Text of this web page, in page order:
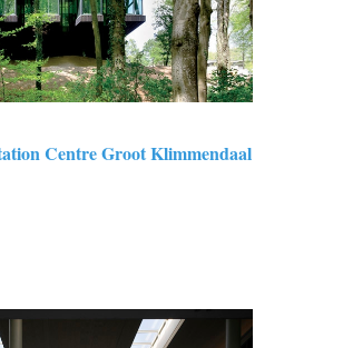
Centre Groot Klimmendaal